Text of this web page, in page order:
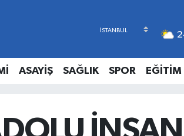
ASAYİŞ SAĞLIK SPOR EĞİTİM